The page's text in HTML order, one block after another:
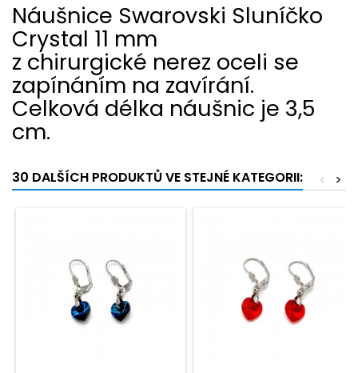
Náušnice Swarovski Sluníčko
Crystal 11 mm
z chirurgické nerez oceli se
zapínáním na zavírání.
Celková délka náušnic je 3,5
cm.
30 DALŠÍCH PRODUKTŮ VE STEJNÉ KATEGORII: >
<